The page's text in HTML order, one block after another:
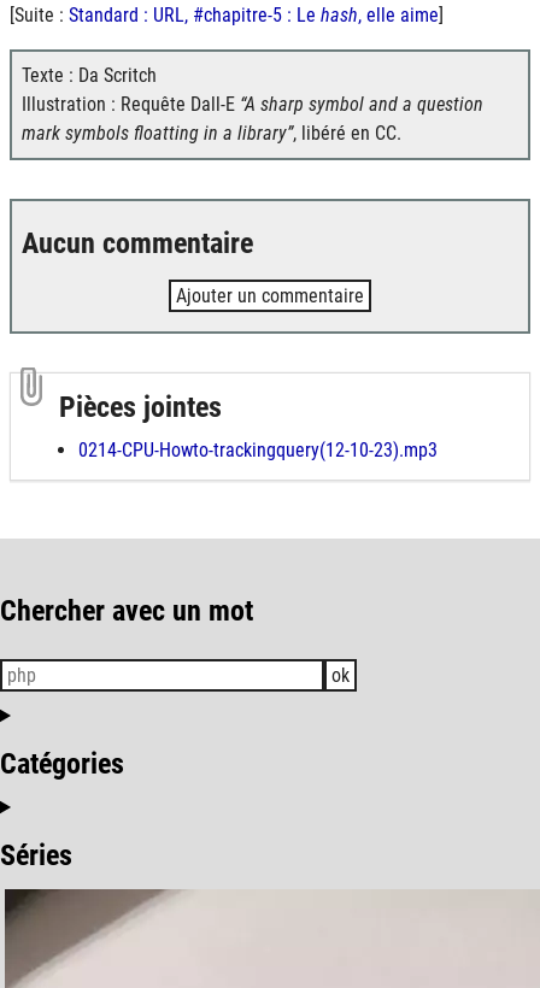
[Suite : Standard : URL, #chapitre-5 : Le hash, elle aime]
Texte : Da Scritch
Illustration : Requête Dall-E A sharp symbol and a question
mark symbols floatting in a library , libéré en CC.
Aucun commentaire
Ajouter un commentaire
Pièces jointes
0214-CPU-Howto-trackingquery(12-10-23).mp3
Chercher avec un mot
ok
Catégories
Séries